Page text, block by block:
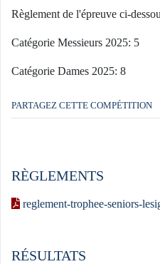
Règlement de l'épreuve ci-
Catégorie Messieurs 2025: 5
Catégorie Dames 2025: 8
PARTAGEZ CETTE COMPÉTITION
RÈGLEMENTS
reglement-trophee-seniors-
RÉSULTATS